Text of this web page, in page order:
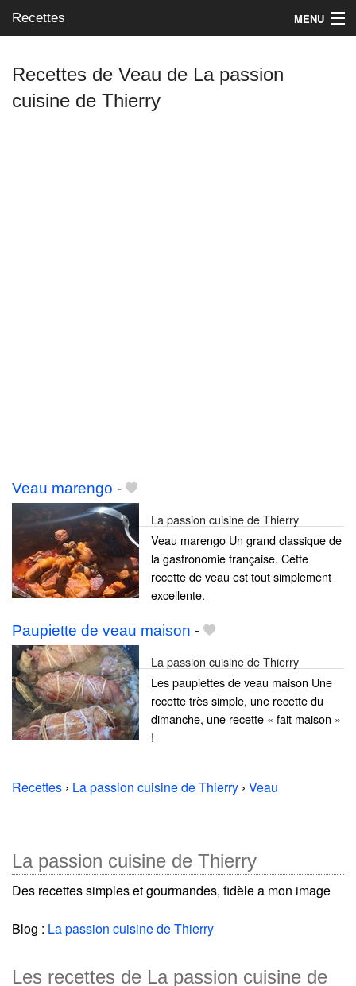
Recettes MENU
Mes blogs préférés
Recettes de Veau de La passion
cuisine de Thierry
Veau marengo -
La passion cuisine de Thierry
Veau marengo Un grand classique de
la gastronomie française. Cette
recette de veau est tout simplement
excellente.
Paupiette de veau maison -
La passion cuisine de Thierry
Les paupiettes de veau maison Une
recette très simple, une recette du
dimanche, une recette « fait maison »
!
Recettes › La passion cuisine de Thierry › Veau
La passion cuisine de Thierry
Des recettes simples et gourmandes, fidèle a mon image
Blog : La passion cuisine de Thierry
Les recettes de La passion cuisine de